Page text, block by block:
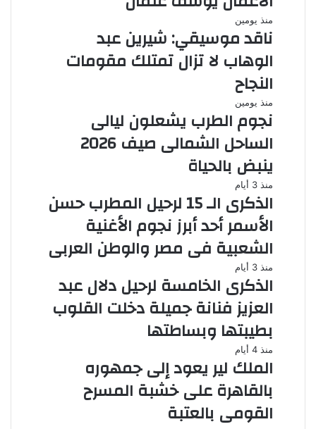
منذ يومين
ناقد موسيقي: شيرين عبد
الوهاب لا تزال تمتلك مقومات
النجاح
منذ يومين
نجوم الطرب يشعلون ليالى
الساحل الشمالى صيف 2026
ينبض بالحياة
منذ 3 أيام
الذكرى الـ 15 لرحيل المطرب حسن
الأسمر أحد أبرز نجوم الأغنية
الشعبية فى مصر والوطن العربى
منذ 3 أيام
الذكرى الخامسة لرحيل دلال عبد
العزيز فنانة جميلة دخلت القلوب
بطيبتها وبساطتها
منذ 4 أيام
الملك لير يعود إلى جمهوره
بالقاهرة على خشبة المسرح
القومى بالعتبة